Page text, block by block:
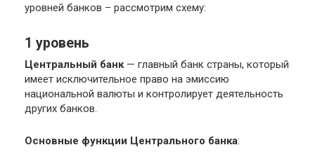
уровней банков – рассмотрим схему:
1 уровень
Центральный банк— главный банк страны, который
имеет исключительное право на эмиссию
национальной валюты и контролирует деятельность
других банков.
Основные функции Центрального банка: